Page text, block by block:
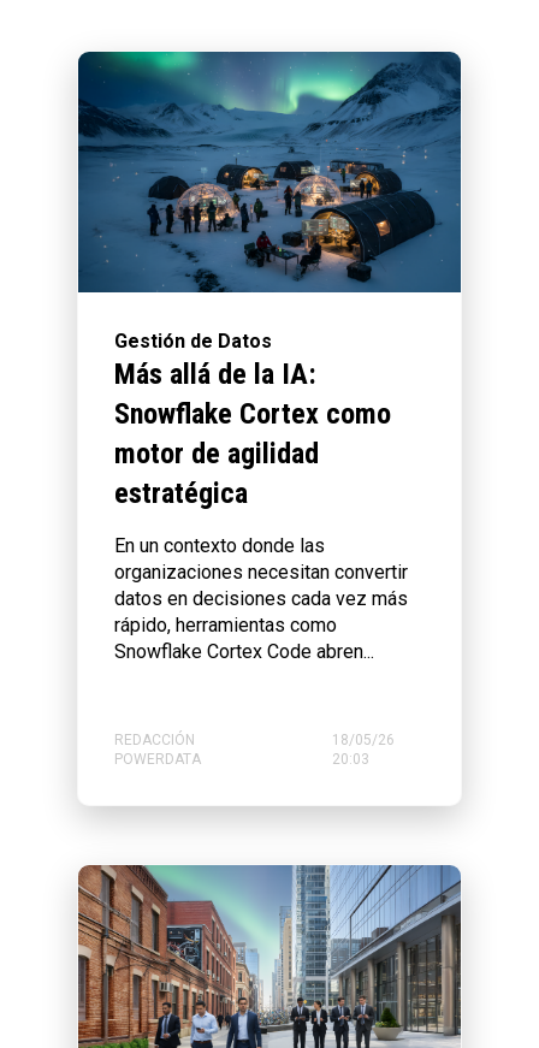
Gestión de Datos
Más allá de la IA:
Snowflake Cortex como
motor de agilidad
estratégica
En un contexto donde las
organizaciones necesitan convertir
datos en decisiones cada vez más
rápido, herramientas como
Snowflake Cortex Code abren...
REDACCIÓN
POWERDATA
18/05/26
20:03